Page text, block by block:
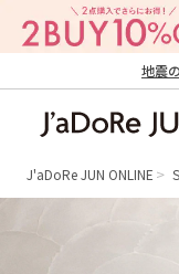
地震
ン オンライン）
J'aDoRe JUN ONLINE